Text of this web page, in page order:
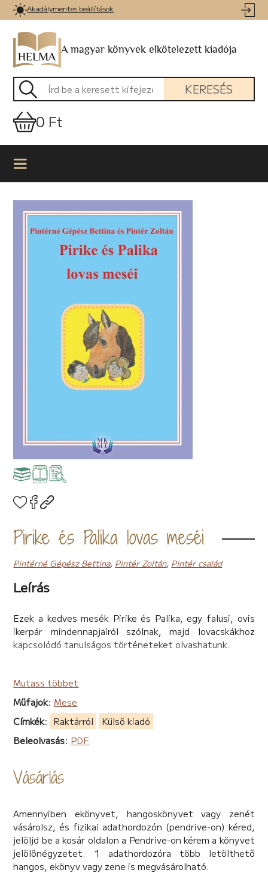
Akadálymentes beállítások
A magyar könyvek elkötelezett kiadója
KERESÉS
0 Ft
Pirike és Palika lovas meséi
Pintérné Gépész Bettina, Pintér Zoltán, Pintér család
Leírás
Ezek a kedves mesék Pirike és Palika, egy falusi, ovis
ikerpár mindennapjairól szólnak, majd lovacskákhoz
kapcsolódó tanulságos történeteket olvashatunk.
Mutass többet
Műfajok: Mese
Címkék: Raktárról
Külső kiadó
Beleolvasás: PDF
Vásárlás
Amennyiben ekönyvet, hangoskönyvet vagy zenét
vásárolsz, és fizikai adathordozón (pendrive-on) kéred,
jelöljd be a kosár oldalon a Pendrive-on kérem a könyvet
jelölőnégyzetet. 1 adathordozóra több letölthető
hangos, ekönyv vagy zene is megvásárolható.